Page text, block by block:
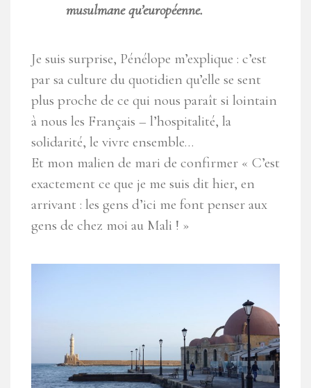
musulmane qu’européenne.
Je suis surprise, Pénélope m’explique : c’est
par sa culture du quotidien qu’elle se sent
plus proche de ce qui nous paraît si lointain
à nous les Français – l’hospitalité, la
solidarité, le vivre ensemble…
Et mon malien de mari de confirmer « C’est
exactement ce que je me suis dit hier, en
arrivant : les gens d’ici me font penser aux
gens de chez moi au Mali ! »